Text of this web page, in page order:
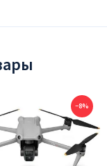
−8%